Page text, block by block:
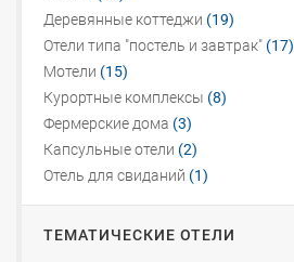
Деревянные коттеджи (19)
Отели типа "постель и завтрак" (17)
Мотели (15)
Курортные комплексы (8)
Фермерские дома (3)
Капсульные отели (2)
Отель для свиданий (1)
ТЕМАТИЧЕСКИЕ ОТЕЛИ